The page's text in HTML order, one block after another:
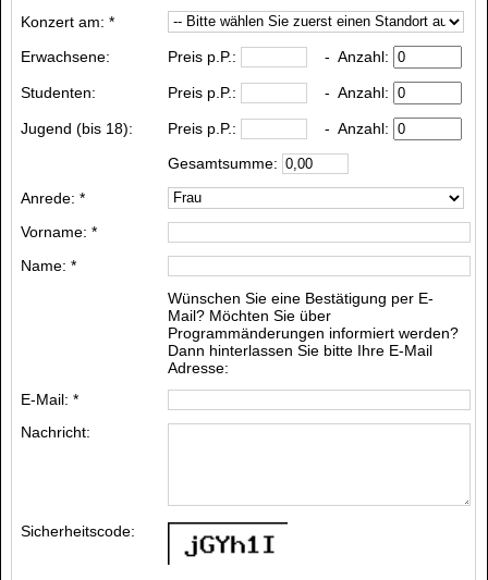
Konzert am: *
Erwachsene:
Preis p.P.: - Anzahl:
Studenten: Preis p.P.: - Anzahl:
Jugend (bis 18): Preis p.P.:
- Anzahl:
Gesamtsumme:
Anrede: *
Vorname: *
Name: *
Wünschen Sie eine Bestätigung per E-
Mail? Möchten Sie über
Programmänderungen informiert werden?
Dann hinterlassen Sie bitte Ihre E-Mail
Adresse:
E-Mail: *
Nachricht:
Sicherheitscode: